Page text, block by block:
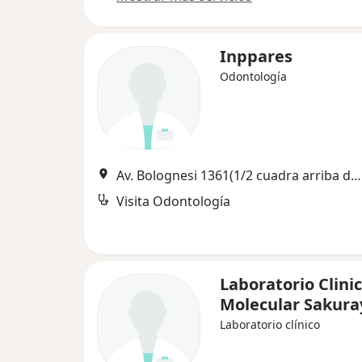
Inppares
Odontología
Av. Bolognesi 1361(1/2 cuadra arriba de la iglesia Espíritu Santo), Tacna
Visita Odontología
Laboratorio
Molecular
Laboratorio clínico